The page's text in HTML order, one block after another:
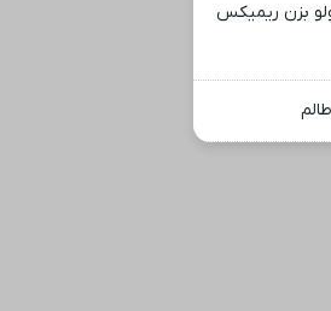
بزن ریمیکس